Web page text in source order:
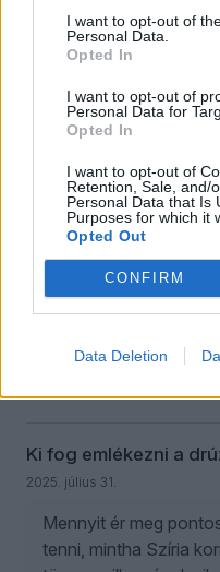
I want to opt-out of
Personal Data.
Opted In
I want to opt-out of
Personal Data for
Opted In
I want to opt-out of
Retention, Sale, and/
Personal Data that Is
Purposes for which it
Opted Out
CONFIRM
Data Deletion
tönkretételéhez is
nem tettek, a szavak
Vihar a
titkosszolgálati
2025. augusztus 16.
Kormányzati
ellenpropaganda
az ukrán
Ki fog emlékezni a
2025. július 31.
Mennyit ér meg
tenni, mintha Szíria